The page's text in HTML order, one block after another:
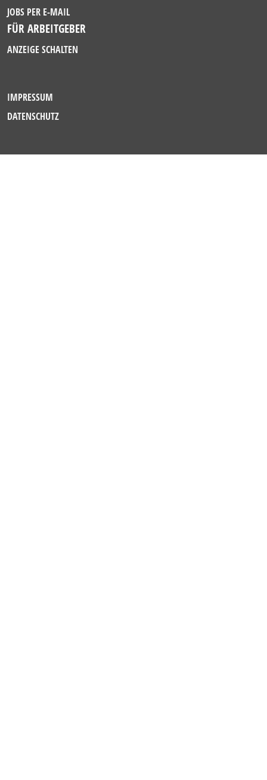
JOBS PER E-MAIL
FÜR ARBEITGEBER
ANZEIGE SCHALTEN
IMPRESSUM
DATENSCHUTZ